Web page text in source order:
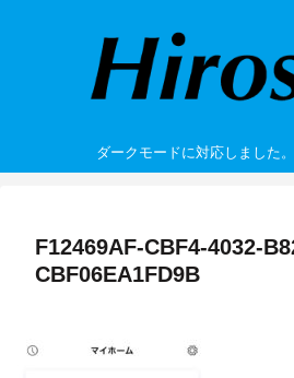
ダークモードに対応しました
F12469AF-CBF4-4032-
CBF06EA1FD9B